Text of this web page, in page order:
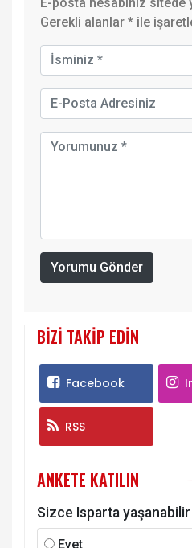
Gerekli alanlar * ile
Yorumu Gönder
BIZI TAKIP EDIN
Facebook
RSS
ANKETE KATILIN
Sizce Isparta
Evet